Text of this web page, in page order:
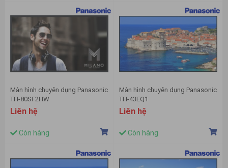
Màn hình chuyên dụng Panasonic
TH-80SF2HW
Liên hệ
Còn hàng
Màn hình chuyên dụng Panasonic
TH-43EQ1
Liên hệ
Còn hàng